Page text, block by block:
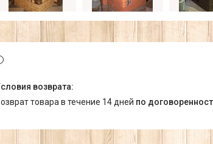
возврат товара в течение 14 дней по